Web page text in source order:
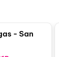
- San